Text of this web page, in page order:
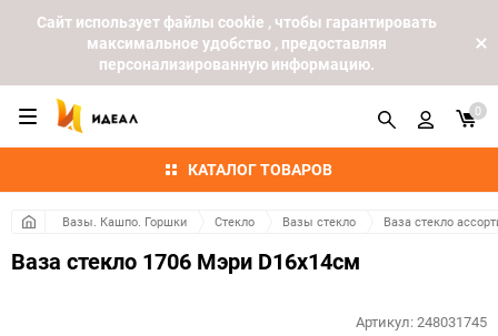
Cайт использует файлы cookie , чтобы гарантировать
максимальное удобство , предоставляя
персонализированную информацию.
КАТАЛОГ ТОВАРОВ
0
Вазы. Кашпо. Горшки Стекло Вазы стекло Ваза стекло
Ваза стекло 1706 Мэри D16x14см
Артикул:248031745